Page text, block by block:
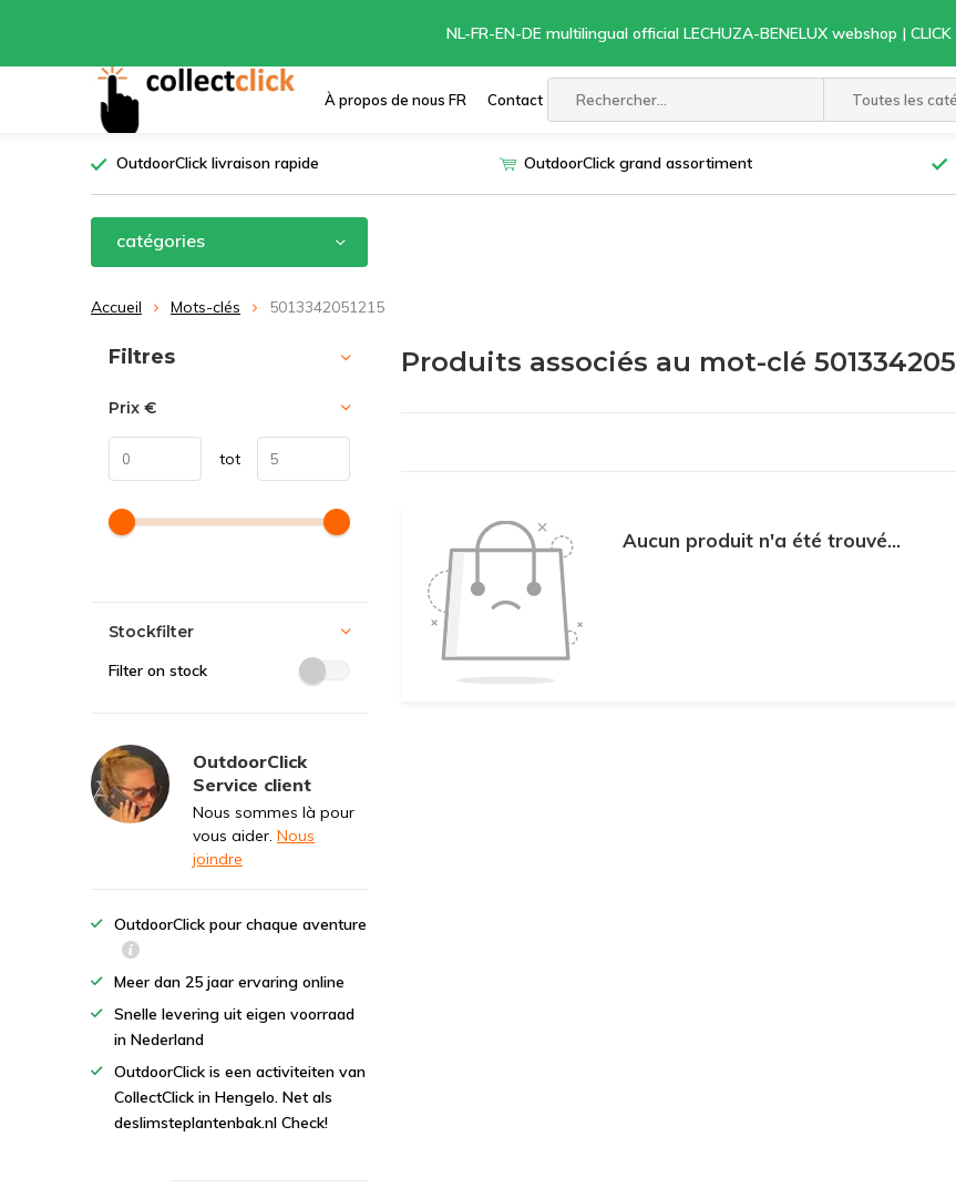
À propos de nous FR Contact Toutes les
NL-FR-EN-DE multilingual official LECHUZA-BENELUX webshop | CLICK
OutdoorClick livraison rapide OutdoorClick grand assortiment
catégories
Accueil Mots-clés 5013342051215
Produits associés au mot-clé
Aucun produit n'a été trouvé...
Trier par:
Filtres
Prix €
tot
Stockfilter
Filter on stock
OutdoorClick
Service client
Nous sommes là pour
vous aider. Nous
joindre
OutdoorClick pour chaque aventure
Meer dan 25 jaar ervaring online
Snelle levering uit eigen voorraad
in Nederland
OutdoorClick is een activiteiten van
CollectClick in Hengelo. Net als
deslimsteplantenbak.nl Check!